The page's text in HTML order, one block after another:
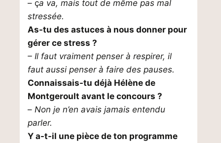
– ça va, mais tout de même pas mal
stressée.
As-tu des astuces à nous donner pour
gérer ce stress ?
– Il faut vraiment penser à respirer, il
faut aussi penser à faire des pauses.
Connaissais-tu déjà Hélène de
Montgeroult avant le concours ?
– Non je n’en avais jamais entendu
parler.
Y a-t-il une pièce de ton programme